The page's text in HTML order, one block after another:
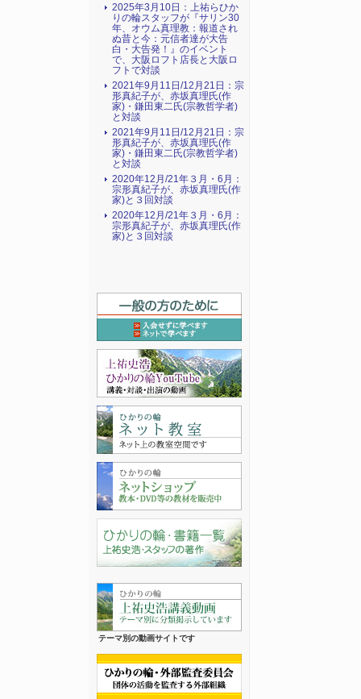
2025年3月10日：上祐らひか
りの輪スタッフが『サリン30
年、オウム真理教：報道され
ぬ昔と今：元信者達が大告
白・大告発！』のイベント
で、大阪ロフト店長と大阪ロ
フトで対談
2021年9月11日/12月21日：宗
形真紀子が、赤坂真理氏(作
家)・鎌田東二氏(宗教哲学者)
と対談
2021年9月11日/12月21日：宗
形真紀子が、赤坂真理氏(作
家)・鎌田東二氏(宗教哲学者)
と対談
2020年12月/21年３月・6月：
宗形真紀子が、赤坂真理氏(作
家)と３回対談
2020年12月/21年３月・6月：
宗形真紀子が、赤坂真理氏(作
家)と３回対談
テーマ別の動画サイトです